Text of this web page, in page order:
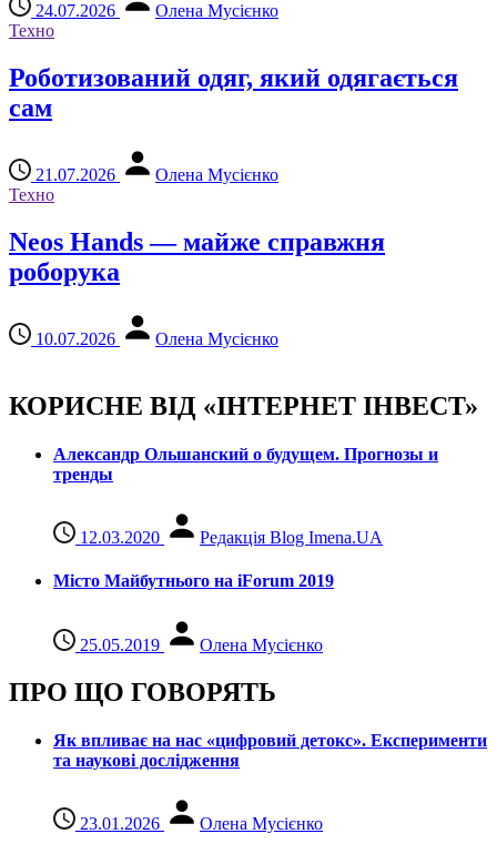
24.07.2026
Олена Мусієнко
Техно
Роботизований одяг, який одягається
сам
21.07.2026
Олена Мусієнко
Техно
Neos Hands — майже справжня
роборука
10.07.2026 Олена Мусієнко
КОРИСНЕ ВІД «ІНТЕРНЕТ ІНВЕСТ»
Александр Ольшанский о будущем. Прогнозы и
тренды
12.03.2020 Редакція Blog Imena.UA
Місто Майбутнього на iForum 2019
25.05.2019 Олена Мусієнко
ПРО ЩО ГОВОРЯТЬ
Як впливає на нас «цифровий детокс». Експерименти
та наукові дослідження
23.01.2026 Олена Мусієнко